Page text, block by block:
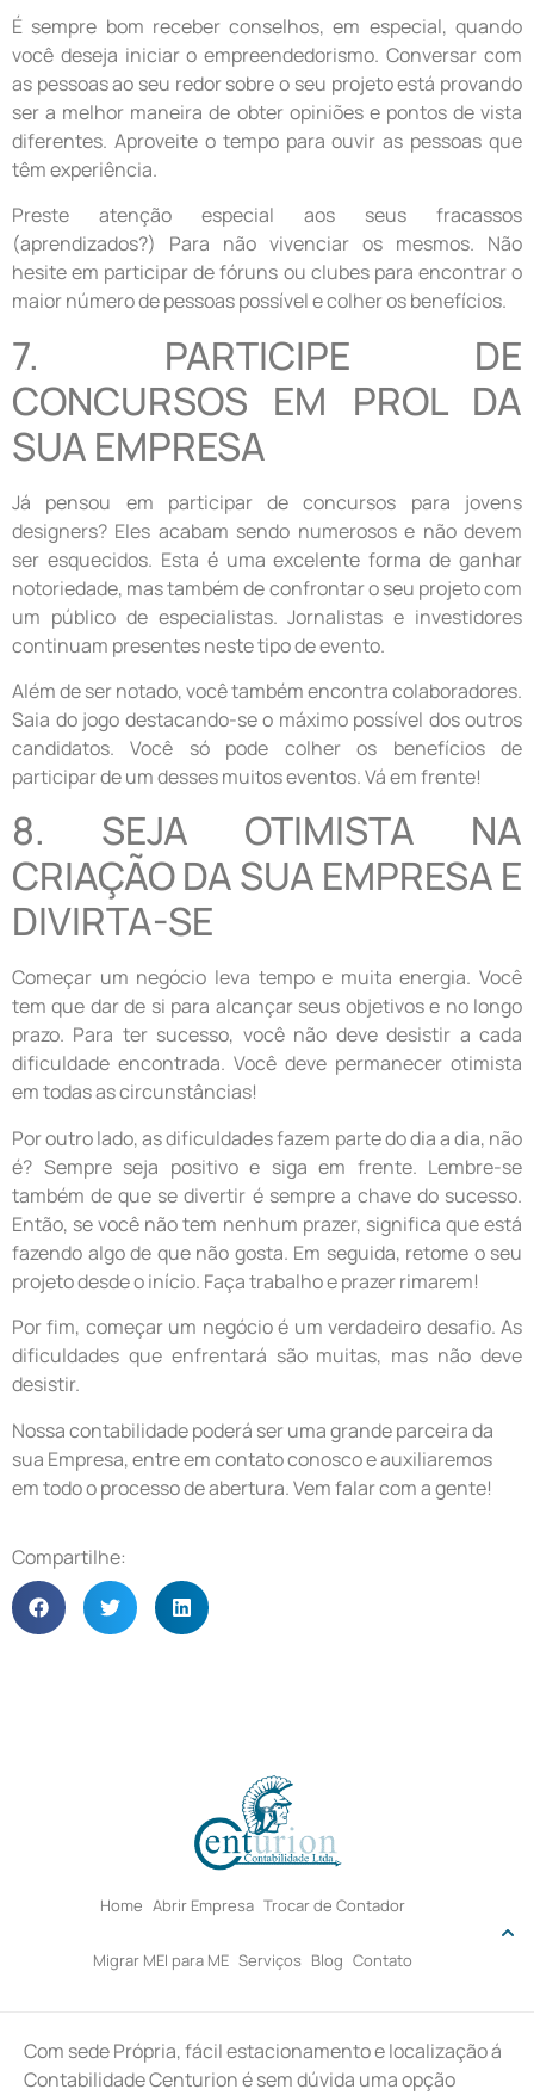
É sempre bom receber conselhos, em especial, quando
você deseja iniciar o empreendedorismo. Conversar com
as pessoas ao seu redor sobre o seu projeto está provando
ser a melhor maneira de obter opiniões e pontos de vista
diferentes. Aproveite o tempo para ouvir as pessoas que
têm experiência.
Preste atenção especial aos seus fracassos
(aprendizados?) Para não vivenciar os mesmos. Não
hesite em participar de fóruns ou clubes para encontrar o
maior número de pessoas possível e colher os benefícios.
7. PARTICIPE DE
CONCURSOS EM PROL DA
SUA EMPRESA
Já pensou em participar de concursos para jovens
designers? Eles acabam sendo numerosos e não devem
ser esquecidos. Esta é uma excelente forma de ganhar
notoriedade, mas também de confrontar o seu projeto com
um público de especialistas. Jornalistas e investidores
continuam presentes neste tipo de evento.
Além de ser notado, você também encontra colaboradores.
Saia do jogo destacando-se o máximo possível dos outros
candidatos. Você só pode colher os benefícios de
participar de um desses muitos eventos. Vá em frente!
8. SEJA OTIMISTA NA
CRIAÇÃO DA SUA EMPRESA E
DIVIRTA-SE
Começar um negócio leva tempo e muita energia. Você
tem que dar de si para alcançar seus objetivos e no longo
prazo. Para ter sucesso, você não deve desistir a cada
dificuldade encontrada. Você deve permanecer otimista
em todas as circunstâncias!
Por outro lado, as dificuldades fazem parte do dia a dia, não
é? Sempre seja positivo e siga em frente. Lembre-se
também de que se divertir é sempre a chave do sucesso.
Então, se você não tem nenhum prazer, significa que está
fazendo algo de que não gosta. Em seguida, retome o seu
projeto desde o início. Faça trabalho e prazer rimarem!
Por fim, começar um negócio é um verdadeiro desafio. As
dificuldades que enfrentará são muitas, mas não deve
desistir.
Nossa contabilidade poderá ser uma grande parceira da
sua Empresa, entre em contato conosco e auxiliaremos
em todo o processo de abertura. Vem falar com a gente!
Compartilhe:
Home Abrir Empresa Trocar de Contador
Migrar MEI para ME Serviços Blog Contato
Com sede Própria, fácil estacionamento e localização á
Contabilidade Centurion é sem dúvida uma opção